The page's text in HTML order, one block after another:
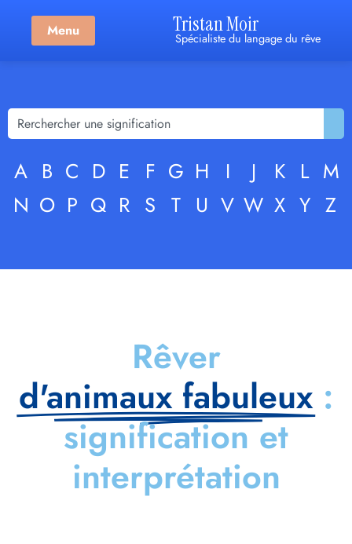
Menu Tristan Moir
Spécialiste du langage du rêve
A B C D E F G H I J K L M
N O P Q R S T U V W X Y Z
Rêver
d'animaux fabuleux :
signification et
interprétation